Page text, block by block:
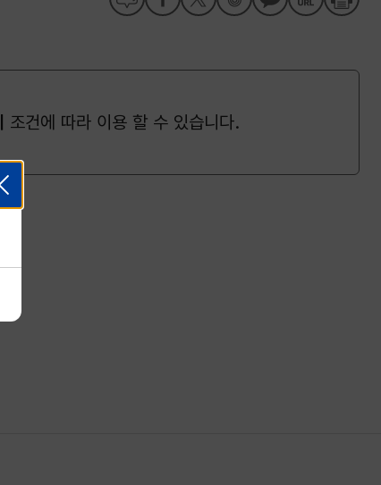
조건에 따라 이용 할 수 있습니다.